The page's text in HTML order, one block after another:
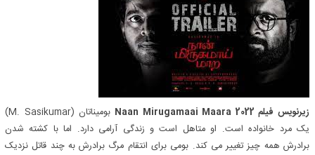
زیرنویس فیلم Naan Mirugamaai Maara 2022
بومیناتان (M. Sasikumar)
یک مرد خانواده است. او متاهل است و زندگی آرامی دارد. اما با کشته شدن
برادرش همه چیز تغییر می کند. بومی برای انتقام مرگ برادرش به چند قاتل نزدیک